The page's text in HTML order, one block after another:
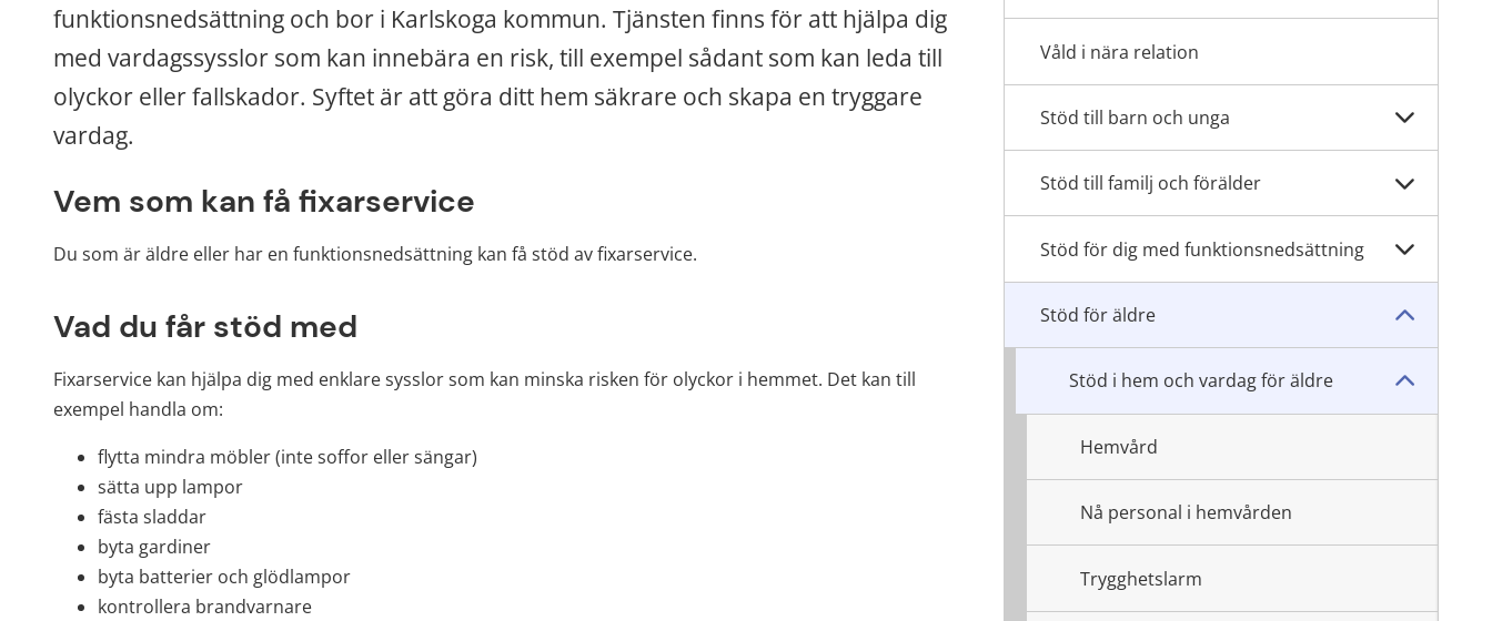
funktionsnedsättning och bor i Karlskoga kommun. Tjänsten finns för att hjälpa dig
med vardagssysslor som kan innebära en risk, till exempel sådant som kan leda till
olyckor eller fallskador. Syftet är att göra ditt hem säkrare och skapa en tryggare
vardag.
Vem som kan få fixarservice
Du som är äldre eller har en funktionsnedsättning kan få stöd av fixarservice.
Vad du får stöd med
Fixarservice kan hjälpa dig med enklare sysslor som kan minska risken för olyckor i hemmet. Det kan till
exempel handla om:
flytta mindra möbler (inte soffor eller sängar)
sätta upp lampor
fästa sladdar
byta gardiner
byta batterier och glödlampor
kontrollera brandvarnare
Våld i nära relation
Stöd till barn och unga
Stöd till familj och förälder
Stöd för dig med funktionsnedsättning
Stöd för äldre
Stöd i hem och vardag för äldre
Hemvård
Nå personal i hemvården
Trygghetslarm